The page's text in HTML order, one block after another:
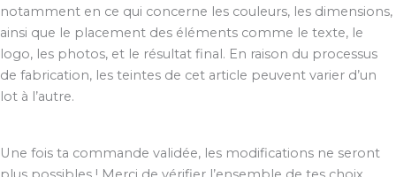
notamment en ce qui concerne les couleurs, les dimensions,
ainsi que le placement des éléments comme le texte, le
logo, les photos, et le résultat final. En raison du processus
de fabrication, les teintes de cet article peuvent varier d’un
lot à l’autre.
Une fois ta commande validée, les modifications ne seront